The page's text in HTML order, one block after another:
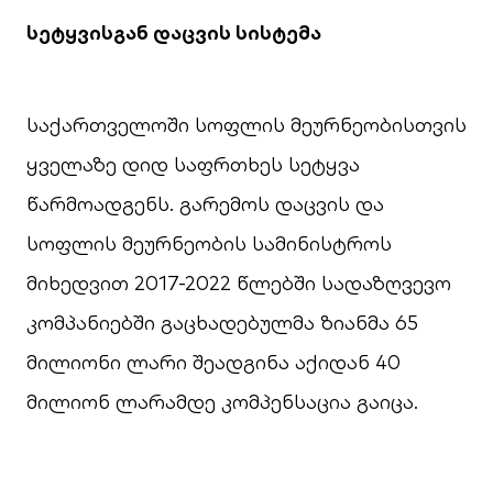
სეტყვისგან დაცვის სისტემა
საქართველოში სოფლის მეურნეობისთვის
ყველაზე დიდ საფრთხეს სეტყვა
წარმოადგენს. გარემოს დაცვის და
სოფლის მეურნეობის სამინისტროს
მიხედვით 2017-2022 წლებში სადაზღვევო
კომპანიებში გაცხადებულმა ზიანმა 65
მილიონი ლარი შეადგინა აქიდან 40
მილიონ ლარამდე კომპენსაცია გაიცა.